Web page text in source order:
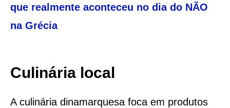
que realmente aconteceu no dia do NÃO
na Grécia
Culinária local
A culinária dinamarquesa foca em produtos